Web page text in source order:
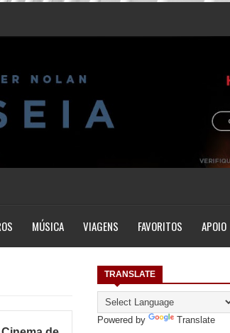
MÚSICA VIAGENS FAVORITOS APOIO
TRANSLATE
Powered by Translate